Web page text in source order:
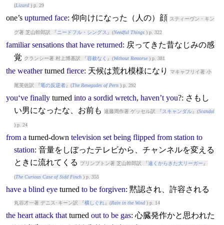
(Lizard) p. 29
one’s upturned face: 仰向けになった（人の）顔 スティーヴン・キン
グ著 芝山幹郎訳 『 ニードフル・シングス 』(Needful Things) p. 322
familiar sensations that have returned: 戻ってきた昔なじみの感
覚 クランシー著 村上博基訳 『容赦なく 』(Without Remorse) p. 381
the weather turned fierce: 天候は荒れ模様になり マキャフリイ著 小
尾芙佐訳 『竜の反逆者』(The Renegades of Pern) p. 292
you‘ve finally turned into a sordid wretch, haven’t you?: さもし
い男になったな、お前も 遠藤周作著 ゲッセル訳 『スキャンダル』(Scandal
) p. 24
from a turned-down television set being flipped from station to
station: 音量をしぼったテレビから、チャンネルを変える
ときに流れてくる
プリンプトン著 芝山幹郎訳 『遠くからきた大リーガー 』
(The Curious Case of Sidd Finch) p. 355
have a blind eye turned to be forgiven: 黙認され、許容される
丸谷才一著 デニス･キーン訳 『横しぐれ 』(Rain in the Wind) p. 14
the heart attack that turned out to be gas: 心臓発作かと思われた